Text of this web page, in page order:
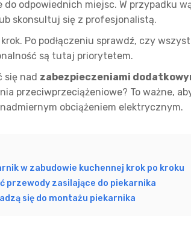
do odpowiednich miejsc. W przypadku
skonsultuj się z profesjonalistą.
Po podłączeniu sprawdź, czy
są tutaj priorytetem.
się nad zabezpieczeniami
przeciwprzeciążeniowe? To ważne,
obciążeniem elektrycznym.
w zabudowie kuchennej krok po kroku
przewody zasilające do piekarnika
się do montażu piekarnika